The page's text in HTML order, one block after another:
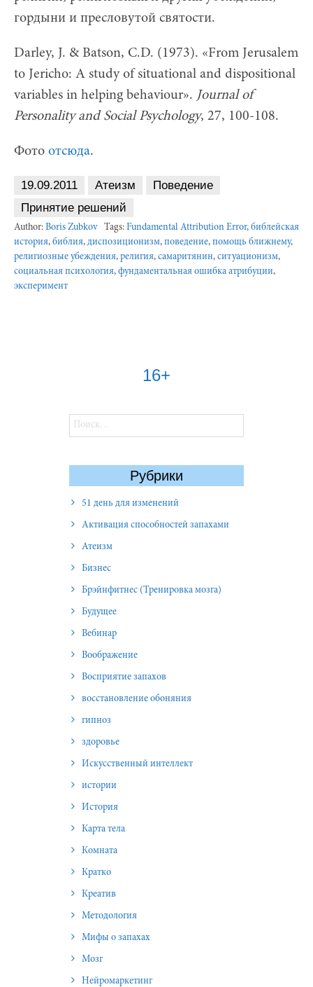
гордыни и пресловутой святости.
Darley, J. & Batson, C.D. (1973). «From Jerusalem
to Jericho: A study of situational and dispositional
variables in helping behaviour». Journal of
Personality and Social Psychology, 27, 100-108.
Фото отсюда.
19.09.2011 Атеизм
Поведение
Принятие решений
Author: Boris Zubkov Tags: Fundamental Attribution Error, библейская
история, библия, диспозиционизм, поведение, помощь ближнему,
религиозные убеждения, религия, самаритянин, ситуационизм,
социальная психология, фундаментальная ошибка атрибуции,
эксперимент
16+
Найти:
Рубрики
51 день для изменений
Активация способностей запахами
Атеизм
Бизнес
Брэйнфитнес (Тренировка мозга)
Будущее
Вебинар
Воображение
Восприятие запахов
восстановление обоняния
гипноз
здоровье
Искусственный интеллект
истории
История
Карта тела
Комната
Кратко
Креатив
Методология
Мифы о запахах
Мозг
Нейромаркетинг